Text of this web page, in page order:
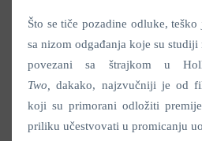
Što se tiče pozadine odluke,
sa nizom odgađanja koje su
povezani sa štrajkom u
Two,dakako, najzvučniji je od
koji su primorani odložiti
priliku učestvovati u promicanju